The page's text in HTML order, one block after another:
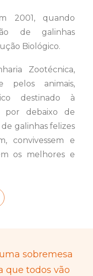
2001, quando
de galinhas
Biológico.
Zootécnica,
pelos animais,
destinado à
por debaixo de
galinhas felizes
convivessem e
os melhores e
sobremesa
que todos vão